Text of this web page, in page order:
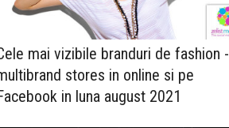
mai vizibile branduri de fashion -
stores in online si pe
in luna august 2021